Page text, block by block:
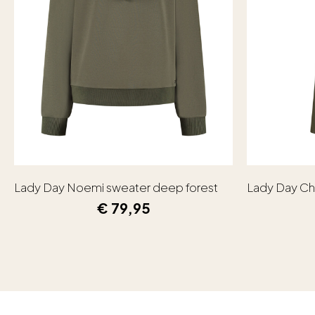
Lady Day Noemi sweater deep forest
€ 79,95
Lady Day